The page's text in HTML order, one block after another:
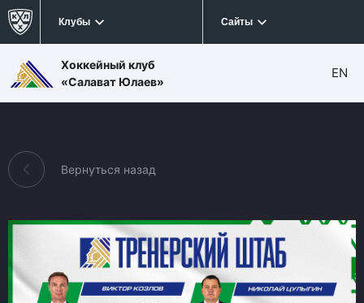
Клубы Сайты
Хоккейный клуб
«Салават Юлаев»
EN
Вернуться назад